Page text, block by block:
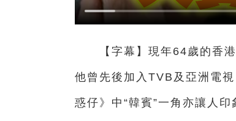
【字幕】現年64歲的香港
他曾先後加入TVB及亞洲電
惑仔》中“韓賓”一角亦讓人